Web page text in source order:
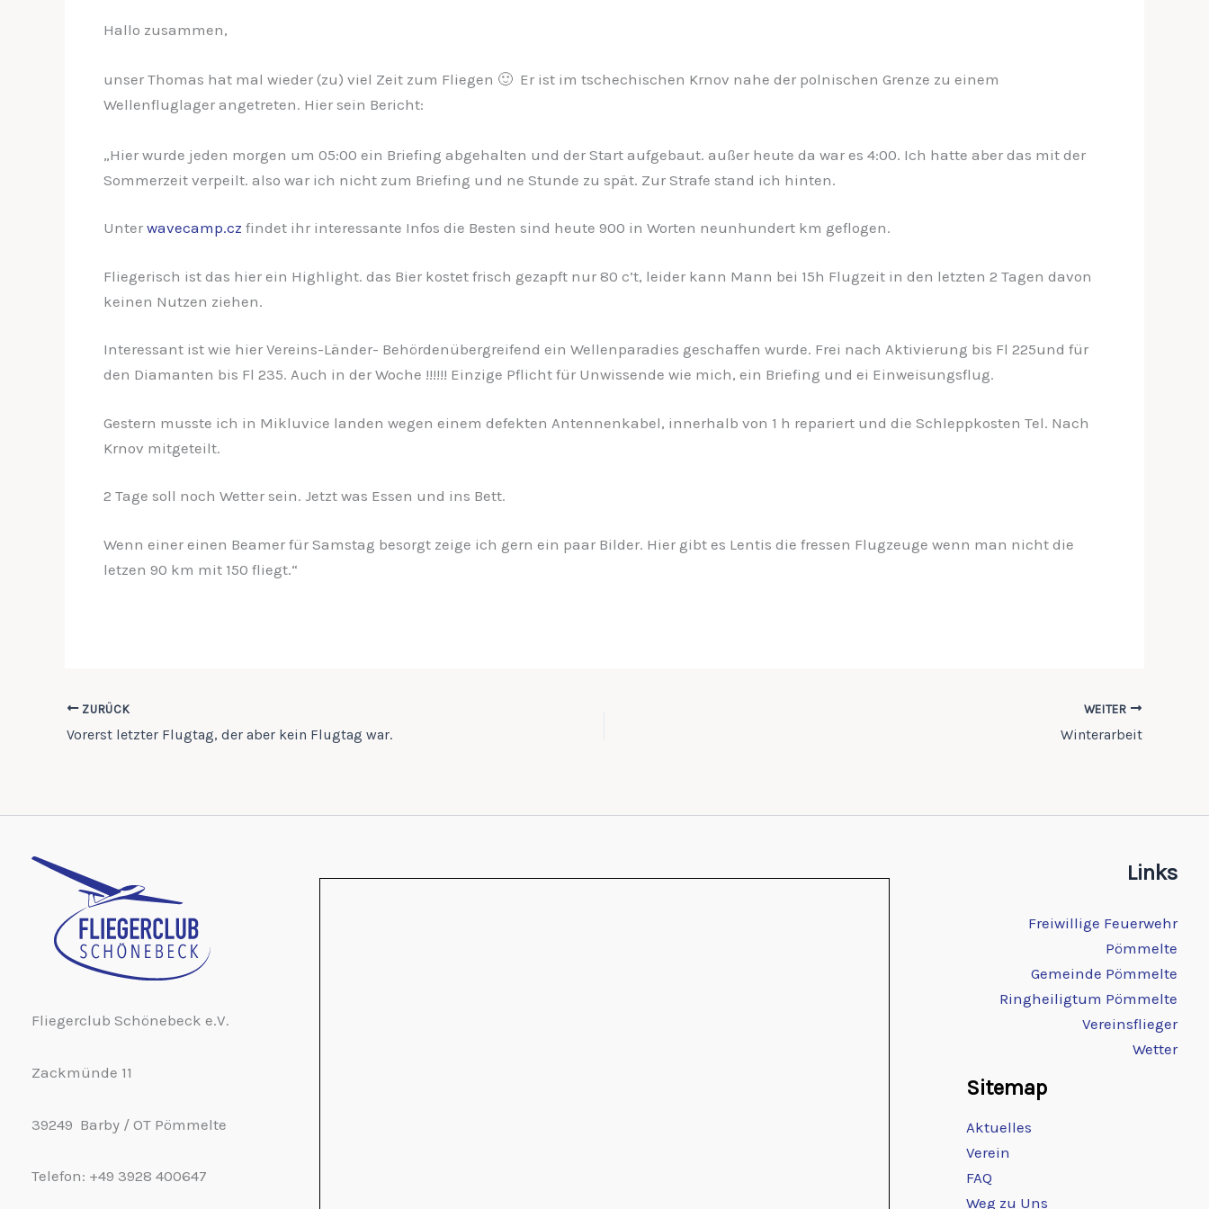
Hallo zusammen,
unser Thomas hat mal wieder (zu) viel Zeit zum Fliegen 🙂 Er ist im tschechischen Krnov nahe der polnischen Grenze zu einem
Wellenfluglager angetreten. Hier sein Bericht:
„Hier wurde jeden morgen um 05:00 ein Briefing abgehalten und der Start aufgebaut. außer heute da war es 4:00. Ich hatte aber das mit der
Sommerzeit verpeilt. also war ich nicht zum Briefing und ne Stunde zu spät. Zur Strafe stand ich hinten.
Unter wavecamp.cz findet ihr interessante Infos die Besten sind heute 900 in Worten neunhundert km geflogen.
Fliegerisch ist das hier ein Highlight. das Bier kostet frisch gezapft nur 80 c’t, leider kann Mann bei 15h Flugzeit in den letzten 2 Tagen davon
keinen Nutzen ziehen.
Interessant ist wie hier Vereins-Länder- Behördenübergreifend ein Wellenparadies geschaffen wurde. Frei nach Aktivierung bis Fl 225und für
den Diamanten bis Fl 235. Auch in der Woche !!!!!! Einzige Pflicht für Unwissende wie mich, ein Briefing und ei Einweisungsflug.
Gestern musste ich in Mikluvice landen wegen einem defekten Antennenkabel, innerhalb von 1 h repariert und die Schleppkosten Tel. Nach
Krnov mitgeteilt.
2 Tage soll noch Wetter sein. Jetzt was Essen und ins Bett.
Wenn einer einen Beamer für Samstag besorgt zeige ich gern ein paar Bilder. Hier gibt es Lentis die fressen Flugzeuge wenn man nicht die
letzen 90 km mit 150 fliegt.“
ZURÜCK
Vorerst letzter Flugtag, der aber kein Flugtag war.
WEITER
Winterarbeit
Fliegerclub Schönebeck e.V.
Zackmünde 11
39249 Barby / OT Pömmelte
Telefon: +49 3928 400647
Links
Freiwillige Feuerwehr
Pömmelte
Gemeinde Pömmelte
Ringheiligtum Pömmelte
Vereinsflieger
Wetter
Sitemap
Aktuelles
Verein
FAQ
Weg zu Uns